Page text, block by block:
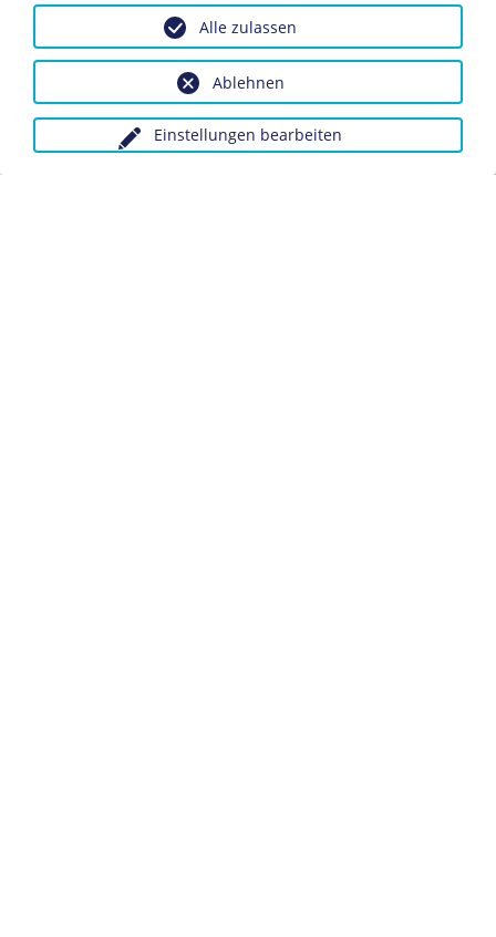
promovierte sie in ihrer Geburtsstadt, 1922 war sie die
erste Frau, die sich im Deutschen Reich habilitieren
konnte. 1933 wurde Meitner nach der Machtübernahme
Nationalsozialistischen Deutschen Arbeiterpartei
(NSDAP) die Lehrbefugnis entzogen, sie floh nach
Schweden und überlebte dienationalsozialistische
Herrschaft. Lise Meitner starb 1968 in Cambridge.
Einstellungen bearbeiten
Ablehnen
Alle zulassen